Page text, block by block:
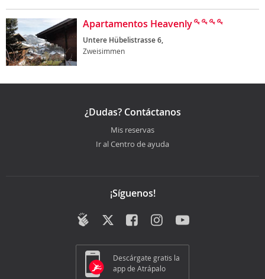
Apartamentos Heavenly
Untere Hübelistrasse 6,
Zweisimmen
¿Dudas? Contáctanos
Mis reservas
Ir al Centro de ayuda
¡Síguenos!
Descárgate gratis la
app de Atrápalo